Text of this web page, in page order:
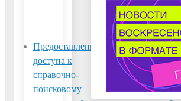
авторских и
смежных правах
Предоставление
доступа к
справочно-
поисковому
Предоставление
информации о
времени и месте
театральных